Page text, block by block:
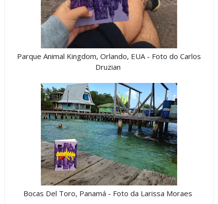
Parque Animal Kingdom, Orlando, EUA - Foto do Carlos
Druzian
Bocas Del Toro, Panamá - Foto da Larissa Moraes